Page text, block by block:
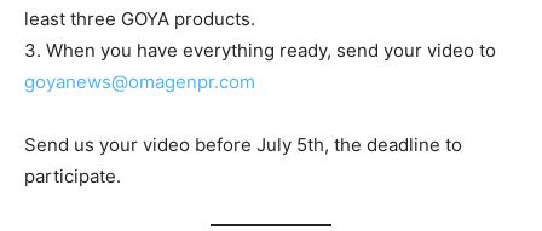
least three GOYA products.
3. When you have everything ready, send your video to
goyanews@omagenpr.com
Send us your video before July 5th, the deadline to
participate.